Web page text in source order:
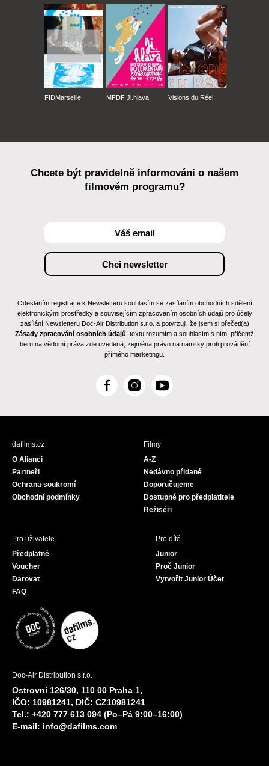
FIDMarseille MFDF Ji.hlava Visions du Réel
Chcete být pravidelně informováni o našem
filmovém programu?
Odesláním registrace k Newsletteru souhlasím se zasíláním obchodních sdělení
elektronickými prostředky a souvisejícím zpracováním osobních údajů pro účely
zasílání Newsletteru Doc-Air Distribution s.r.o. a potvrzuji, že jsem si přečetl(a)
Zásady zpracování osobních údajů , textu rozumím a souhlasím s ním, přičemž
beru na vědomí práva zde uvedená, zejména právo na námitky proti provádění
přímého marketingu.
F
c
I
s
Y
u
dafilms.cz
O Alianci
Partneři
Ochrana soukromí
Obchodní podmínky
Filmy
A-Z
Nedávno přidané
Doporučujeme
Dostupné pro předplatitele
Režiséři
Pro uživatele
Předplatné
Voucher
Darovat
FAQ
Pro dítě
Junior
Proč Junior
Vytvořit Junior Účet
Doc-Air Distribution s.r.o.
Ostrovní 126/30, 110 00 Praha 1,
IČO: 10981241, DIČ: CZ10981241
Tel.: +420 777 613 094 (Po–Pá 9:00–16:00)
E-mail: info@dafilms.com